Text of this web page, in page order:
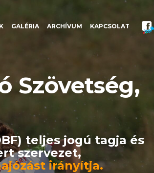
GALÉRIA ARCHÍVUM KAPCSOLAT
Szövetség,
teljes jogú tagja és
szervezet,
irányítja.